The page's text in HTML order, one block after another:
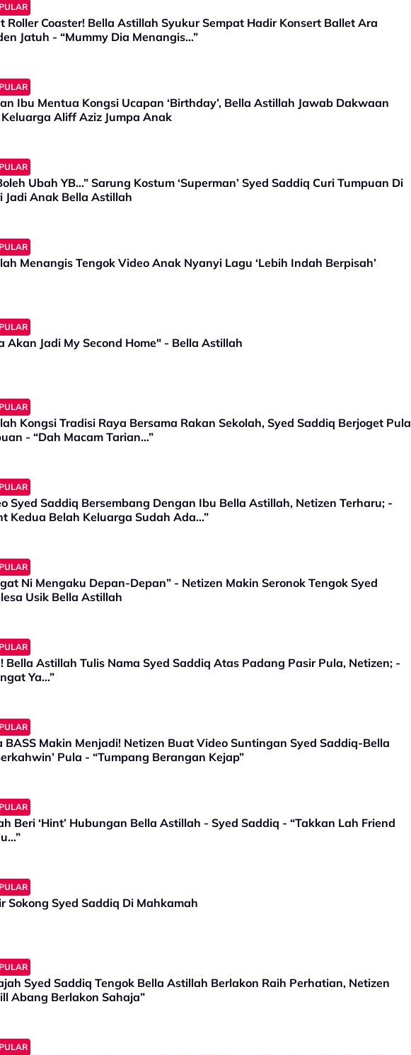
Roller Coaster! Bella Astillah Syukur Sempat Hadir Konsert Ballet Ara
Jatuh - “Mummy Dia Menangis…”
Ibu Mentua Kongsi Ucapan ‘Birthday’, Bella Astillah Jawab Dakwaan
Aliff Aziz Jumpa Anak
Ubah YB…” Sarung Kostum ‘Superman’ Syed Saddiq Curi Tumpuan Di
Jadi Anak Bella Astillah
Menangis Tengok Video Anak Nyanyi Lagu ‘Lebih Indah Berpisah’
"Putrajaya Akan Jadi My Second Home" - Bella Astillah
Kongsi Tradisi Raya Bersama Rakan Sekolah, Syed Saddiq Berjoget Pula
- “Dah Macam Tarian…”
Syed Saddiq Bersembang Dengan Ibu Bella Astillah, Netizen Terharu; -
Kedua Belah Keluarga Sudah Ada…”
Ni Mengaku Depan-Depan” - Netizen Makin Seronok Tengok Syed
Usik Bella Astillah
Bella Astillah Tulis Nama Syed Saddiq Atas Padang Pasir Pula, Netizen; -
Ya…”
BASS Makin Menjadi! Netizen Buat Video Suntingan Syed Saddiq-Bella
Pula - “Tumpang Berangan Kejap”
Beri ‘Hint’ Hubungan Bella Astillah - Syed Saddiq - “Takkan Lah Friend
Sokong Syed Saddiq Di Mahkamah
Syed Saddiq Tengok Bella Astillah Berlakon Raih Perhatian, Netizen
Abang Berlakon Sahaja”